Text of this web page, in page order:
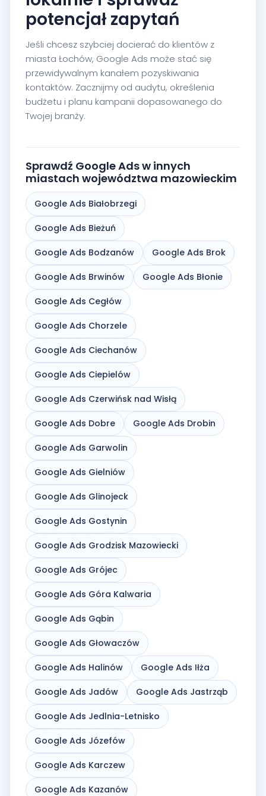
potencjał zapytań
Jeśli chcesz szybciej docierać do klientów z
miasta Łochów, Google Ads może stać się
przewidywalnym kanałem pozyskiwania
kontaktów. Zacznijmy od audytu, określenia
budżetu i planu kampanii dopasowanego do
Twojej branży.
Sprawdź Google Ads w innych
miastach województwa mazowieckim
Google Ads Białobrzegi
Google Ads Bieżuń
Google Ads Bodzanów Google Ads Brok
Google Ads Brwinów Google Ads Błonie
Google Ads Cegłów
Google Ads Chorzele
Google Ads Ciechanów
Google Ads Ciepielów
Google Ads Czerwińsk nad Wisłą
Google Ads Dobre Google Ads Drobin
Google Ads Garwolin
Google Ads Gielniów
Google Ads Glinojeck
Google Ads Gostynin
Google Ads Grodzisk Mazowiecki
Google Ads Grójec
Google Ads Góra Kalwaria
Google Ads Gąbin
Google Ads Głowaczów
Google Ads Halinów Google Ads Iłża
Google Ads Jadów Google Ads Jastrząb
Google Ads Jedlnia-Letnisko
Google Ads Józefów
Google Ads Karczew
Google Ads Kazanów